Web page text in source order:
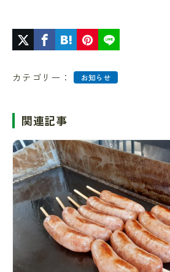
カテゴリー： お知らせ
関連記事